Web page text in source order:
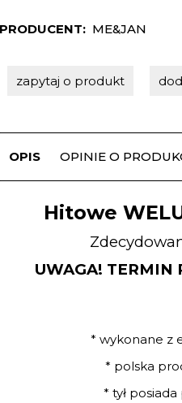
PRODUCENT: ME&JAN
zapytaj o produkt
OPIS OPINIE O
Hitowe
UWAGA! TERMIN
* wykonane z
* polska
* tył